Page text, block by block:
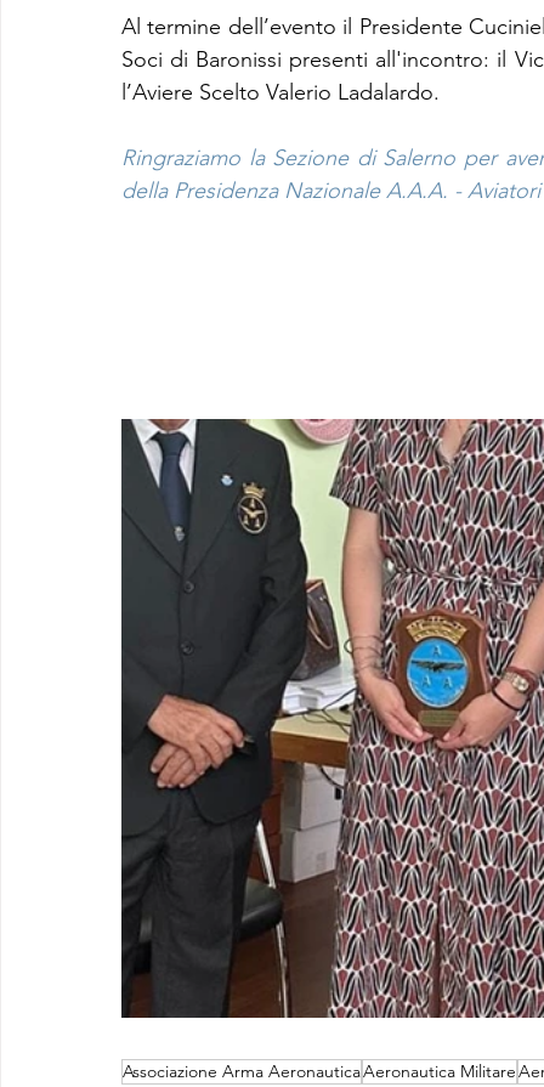
Al termine dell’evento il Presidente
Soci di Baronissi presenti all'incontro: il
l’Aviere Scelto Valerio Ladalardo.
Ringraziamo la Sezione di Salerno per
della Presidenza Nazionale A.A.A. - Aviatori
Associazione Arma AeronauticaAeronautica Militare